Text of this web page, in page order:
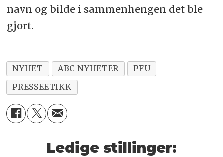
navn og bilde i sammenhengen det ble
gjort.
NYHET ABC NYHETER
PFU
PRESSEETIKK
Ledige stillinger: